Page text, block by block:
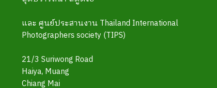
และ ศูนย์ประสานงาน Thailand International
Photographers society (TIPS)
21/3 Suriwong Road
Haiya, Muang
Chiang Mai